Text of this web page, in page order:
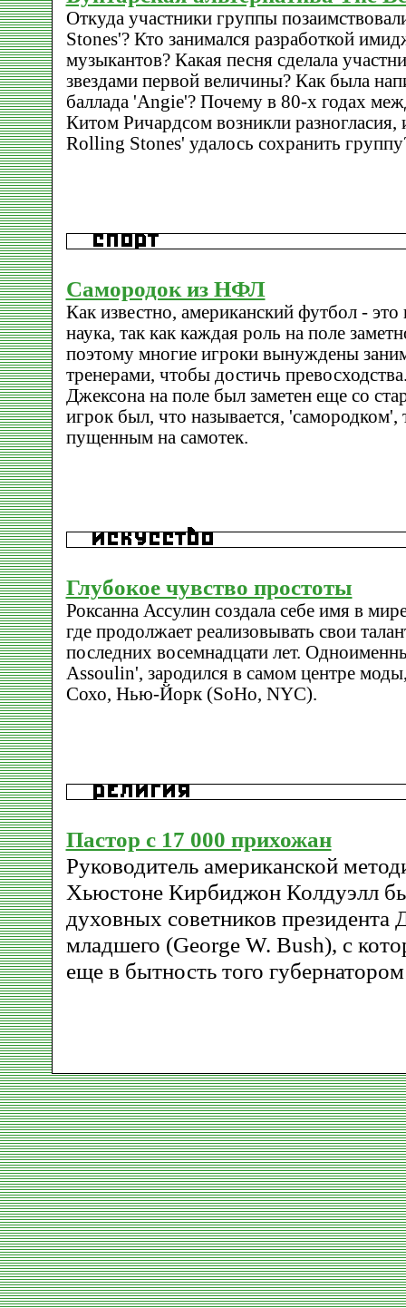
Откуда участники группы
Stones'? Кто занимался разработкой
музыкантов? Какая песня сделала
звездами первой величины? Как была
баллада 'Angie'? Почему в 80-х годах
Китом Ричардсом возникли разногласия,
Rolling Stones' удалось сохранить
Самородок из НФЛ
Как известно, американский футбол - это
наука, так как каждая роль на поле
поэтому многие игроки вынуждены
тренерами, чтобы достичь
Джексона на поле был заметен еще со
игрок был, что называется, 'самородком',
пущенным на самотек.
Глубокое чувство простоты
Роксанна Ассулин создала себе имя в
где продолжает реализовывать свои
последних восемнадцати лет.
Assoulin', зародился в самом центре
Сохо, Нью-Йорк (SoHo, NYC).
Пастор с 17 000 прихожан
Руководитель американской
Хьюстоне Кирбиджон Колдуэлл
духовных советников
младшего (George W. Bush), с
еще в бытность того